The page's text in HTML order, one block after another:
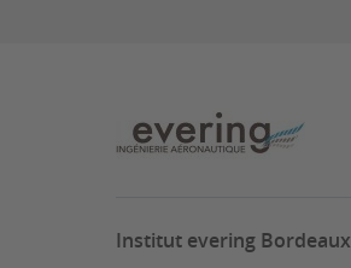
Institut evering Bordeaux